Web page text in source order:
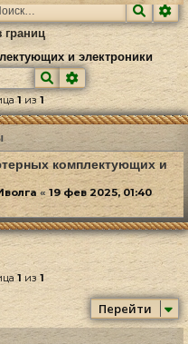
Поиск
границ
и электроники
ПоискРасширенный
1из 1
комплектующих и
« 19 фев 2025, 01:40
1 из1
Перейти